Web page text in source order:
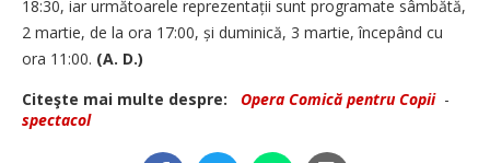
18:30, iar următoarele reprezentații sunt programate sâmbătă,
2 martie, de la ora 17:00, și duminică, 3 martie, începând cu
ora 11:00. (A. D.)
Citeşte mai multe despre:
Opera Comică pentru Copii-
spectacol